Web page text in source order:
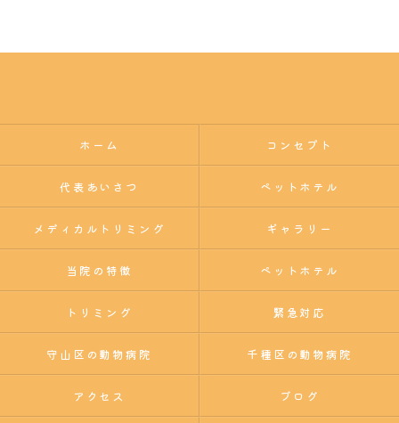
ホーム コンセプト
代表あいさつ ペットホテル
メディカルトリミング ギャラリー
当院の特徴 ペットホテル
トリミング 緊急対応
守山区の動物病院 千種区の動物病院
アクセス ブログ